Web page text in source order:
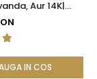
Aur 14K|
IN COS